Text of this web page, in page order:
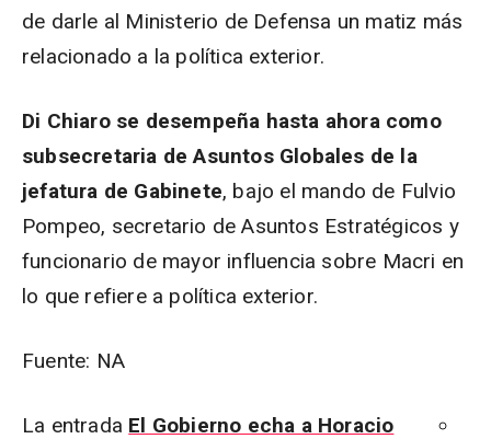
de darle al Ministerio de Defensa un matiz más
relacionado a la política exterior.
Di Chiaro se desempeña hasta ahora como
subsecretaria de Asuntos Globales de la
jefatura de Gabinete, bajo el mando de Fulvio
Pompeo, secretario de Asuntos Estratégicos y
funcionario de mayor influencia sobre Macri en
lo que refiere a política exterior.
Fuente: NA
La entrada El Gobierno echa a Horacio